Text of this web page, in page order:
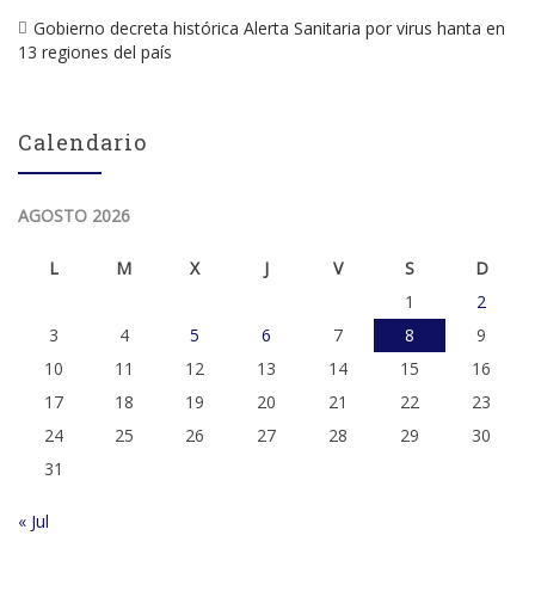
Gobierno decreta histórica Alerta Sanitaria por virus hanta en
13 regiones del país
Calendario
AGOSTO 2026
L M X J V S
D
1
2
3
4 5 6 7 8
9
10
11 12 13 14 15
16
17
18 19 20 21 22
23
24
25 26 27 28 29
30
31
« Jul